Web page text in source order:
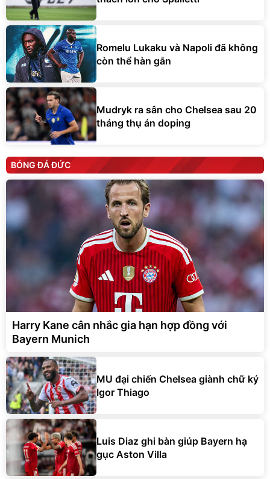
Romelu Lukaku và Napoli đã không
còn thể hàn gắn
Mudryk ra sân cho Chelsea sau 20
tháng thụ án doping
BÓNG ĐÁ ĐỨC
Harry Kane cân nhắc gia hạn hợp đồng với
Bayern Munich
MU đại chiến Chelsea giành chữ ký
Igor Thiago
Luis Diaz ghi bàn giúp Bayern hạ
gục Aston Villa